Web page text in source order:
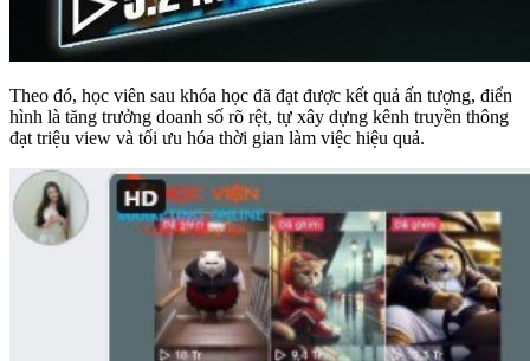
Theo đó, học viên sau khóa học đã đạt được kết quả ấn tượng, điển
hình là tăng trưởng doanh số rõ rệt, tự xây dựng kênh truyền thông
đạt triệu view và tối ưu hóa thời gian làm việc hiệu quả.